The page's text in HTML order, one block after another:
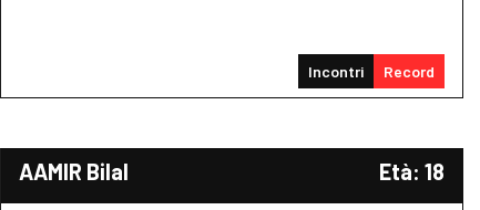
Incontri Record
AAMIR Bilal Età: 18